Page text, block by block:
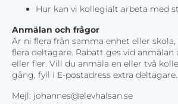
Hur kan vi kollegialt arbeta med
Anmälan och frågor
Är ni flera från samma enhet eller
flera deltagare. Rabatt ges vid anmälan
eller fler. Vill du anmäla en eller två
gång, fyll i E-postadress extra deltagare.
Mejl: johannes@elevhalsan.se